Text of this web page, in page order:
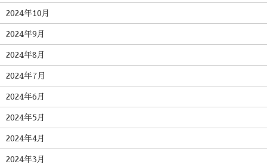
2024年10月
2024年9月
2024年8月
2024年7月
2024年6月
2024年5月
2024年4月
2024年3月